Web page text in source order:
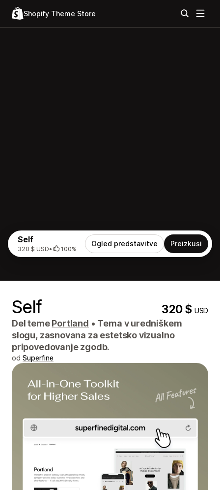
Shopify Theme Store
Self
320 $ USD• 100%
Ogled predstavitve Preizkusi
Self 320 $USD
Del temePortland • Tema v uredniškem
slogu, zasnovana za estetsko vizualno
pripovedovanje zgodb.
od Superfine